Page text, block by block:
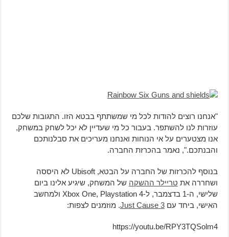
"אנחנו רוצים להודות לכל מי שמשתתף בבטא הזו. התגובות שלכם
עוזרות לנו להשתפר. בעבור כל מי שעדיין לא יכל לשחק במשחק,
אנו מצטערים על אי הנוחות ואנחנו מעריכים את סבלנותכם
והבנתכם.", נאמר בהכרזת החברה.
בנוסף להכרזות של החברה על הבטא, Ubisoft לא היססה
ושחררה את טריילר ההשקהשל המשחק, שיגיע אלינו ביום
שלישי, ה-1 בדצמבר, ל-Xbox One, Playstation 4 ולמחשב
האישי, ביחד עם Just Cause 3. מוזמנים לצפות:
https://youtu.be/RPY3TQSolm4